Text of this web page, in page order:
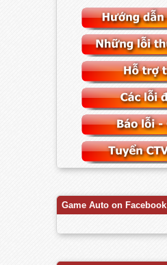
Game Auto on Facebook